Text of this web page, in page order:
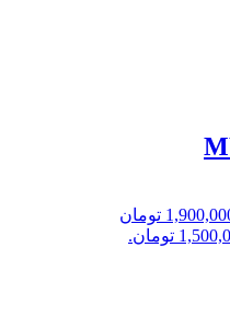
قیمت اصلی: 1,900,000 تومان